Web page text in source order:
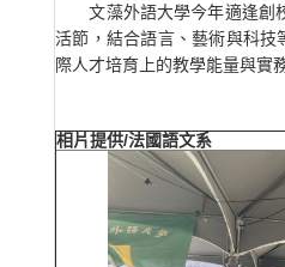
文藻外語大學今年適逢創
活節，結合語言、藝術與科技
際人才培育上的教學能量與實
相片提供/法國語文系